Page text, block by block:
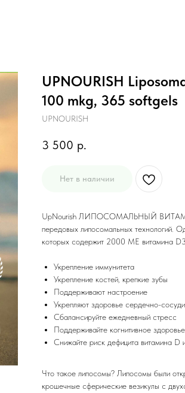
UPNOURISH
100 mkg, 365 softgels
UPNOURISH
3 500 р.
Нет в наличии
UpNourish ЛИПОСОМАЛЬНЫЙ ВИТАМИН
передовых липосомальных технологий.
которых содержит 2000 МЕ витамина
Укрепление иммунитета
Укрепление костей, крепкие зубы
Поддерживают настроение
Укрепляют здоровье сердечно-
Сбалансируйте ежедневный стресс
Поддерживайте когнитивное здоровье
Снижайте риск дефицита витамина D
Что такое липосомы? Липосомы были
крошечные сферические везикулы с